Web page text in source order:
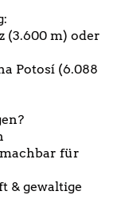
(3.600 m) oder
Potosí (6.088
für
& gewaltige